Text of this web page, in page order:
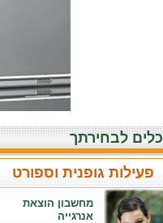
כלים לבחירתך
פעילות גופנית וספורט
מחשבון הוצאת
אנרגייה